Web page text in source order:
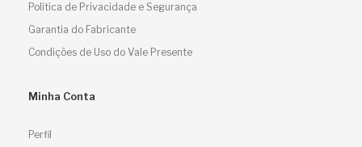
Política de Privacidade e Segurança
Garantia do Fabricante
Condições de Uso do Vale Presente
Minha Conta
Perfil